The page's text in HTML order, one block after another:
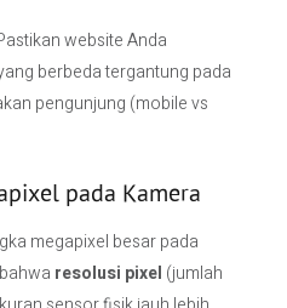
website Anda
berbeda tergantung pada
pengunjung (mobile vs
pada Kamera
megapixel besar pada
resolusi pixel (jumlah